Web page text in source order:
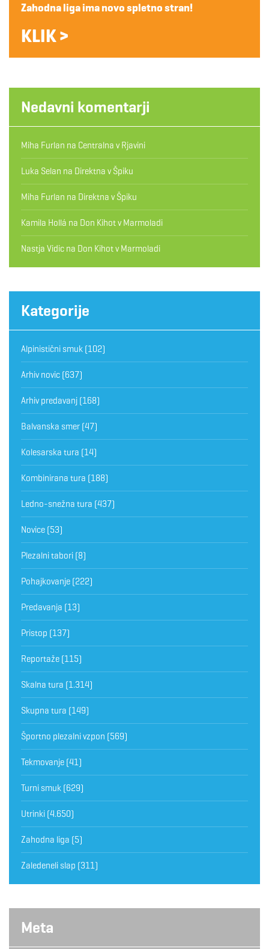
Zahodna liga ima novo spletno stran!
KLIK >
Nedavni komentarji
Miha Furlan na Centralna v Rjavini
Luka Selan na Direktna v Špiku
Miha Furlan na Direktna v Špiku
Kamila Hollá na Don Kihot v Marmoladi
Nastja Vidic na Don Kihot v Marmoladi
Kategorije
Alpinistični smuk (102)
Arhiv novic (637)
Arhiv predavanj (168)
Balvanska smer (47)
Kolesarska tura (14)
Kombinirana tura (188)
Ledno-snežna tura (437)
Novice (53)
Plezalni tabori (8)
Pohajkovanje (222)
Predavanja (13)
Pristop (137)
Reportaže (115)
Skalna tura (1.314)
Skupna tura (149)
Športno plezalni vzpon (569)
Tekmovanje (41)
Turni smuk (629)
Utrinki (4.650)
Zahodna liga (5)
Zaledeneli slap (311)
Meta